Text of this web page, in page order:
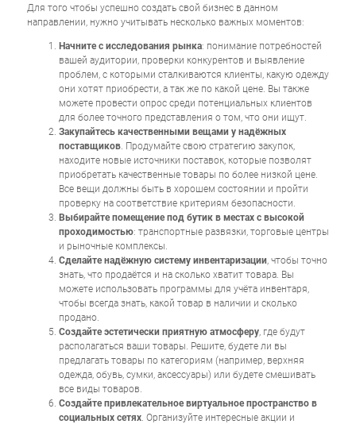
Для того чтобы успешно создать свой бизнес в данном
направлении, нужно учитывать несколько важных моментов:
Начните с исследования рынка: понимание потребностей
вашей аудитории, проверки конкурентов и выявление
проблем, с которыми сталкиваются клиенты, какую одежду
они хотят приобрести, а так же по какой цене. Вы также
можете провести опрос среди потенциальных клиентов
для более точного представления о том, что они ищут.
Закупайтесь качественными вещами у надёжных
поставщиков. Продумайте свою стратегию закупок,
находите новые источники поставок, которые позволят
приобретать качественные товары по более низкой цене.
Все вещи должны быть в хорошем состоянии и пройти
проверку на соответствие критериям безопасности.
Выбирайте помещение под бутик в местах с высокой
проходимостью: транспортные развязки, торговые центры
и рыночные комплексы.
Сделайте надёжную систему инвентаризации, чтобы точно
знать, что продаётся и на сколько хватит товара. Вы
можете использовать программы для учёта инвентаря,
чтобы всегда знать, какой товар в наличии и сколько
продано.
Создайте эстетически приятную атмосферу, где будут
располагаться ваши товары. Решите, будете ли вы
предлагать товары по категориям (например, верхняя
одежда, обувь, сумки, аксессуары) или будете смешивать
все виды товаров.
Создайте привлекательное виртуальное пространство в
социальных сетях. Организуйте интересные акции и